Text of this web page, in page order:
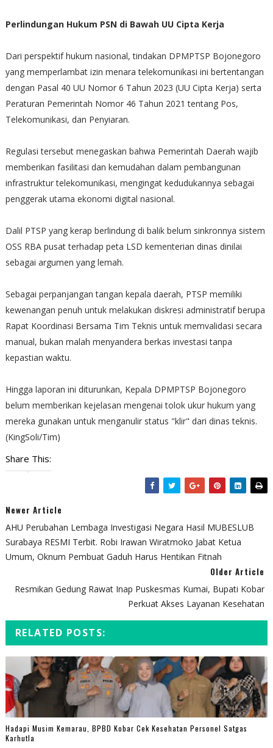
Perlindungan Hukum PSN di Bawah UU Cipta Kerja
Dari perspektif hukum nasional, tindakan DPMPTSP Bojonegoro
yang memperlambat izin menara telekomunikasi ini bertentangan
dengan Pasal 40 UU Nomor 6 Tahun 2023 (UU Cipta Kerja) serta
Peraturan Pemerintah Nomor 46 Tahun 2021 tentang Pos,
Telekomunikasi, dan Penyiaran.
Regulasi tersebut menegaskan bahwa Pemerintah Daerah wajib
memberikan fasilitasi dan kemudahan dalam pembangunan
infrastruktur telekomunikasi, mengingat kedudukannya sebagai
penggerak utama ekonomi digital nasional.
Dalil PTSP yang kerap berlindung di balik belum sinkronnya sistem
OSS RBA pusat terhadap peta LSD kementerian dinas dinilai
sebagai argumen yang lemah.
Sebagai perpanjangan tangan kepala daerah, PTSP memiliki
kewenangan penuh untuk melakukan diskresi administratif berupa
Rapat Koordinasi Bersama Tim Teknis untuk memvalidasi secara
manual, bukan malah menyandera berkas investasi tanpa
kepastian waktu.
Hingga laporan ini diturunkan, Kepala DPMPTSP Bojonegoro
belum memberikan kejelasan mengenai tolok ukur hukum yang
mereka gunakan untuk menganulir status "klir" dari dinas teknis.
(KingSoli/Tim)
Share This:
Newer Article
AHU Perubahan Lembaga Investigasi Negara Hasil MUBESLUB
Surabaya RESMI Terbit. Robi Irawan Wiratmoko Jabat Ketua
Umum, Oknum Pembuat Gaduh Harus Hentikan Fitnah
Older Article
Resmikan Gedung Rawat Inap Puskesmas Kumai, Bupati Kobar
Perkuat Akses Layanan Kesehatan
RELATED POSTS:
Hadapi Musim Kemarau, BPBD Kobar Cek Kesehatan Personel Satgas
Karhutla